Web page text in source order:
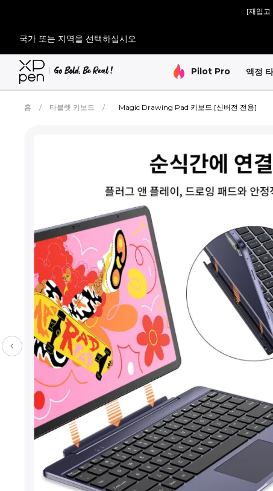
[재입고
국가 또는 지역을 선택하십시오
Pilot Pro 액정
홈 / 타블렛 키보드 / Magic Drawing Pad 키보드 [신버전 전용]